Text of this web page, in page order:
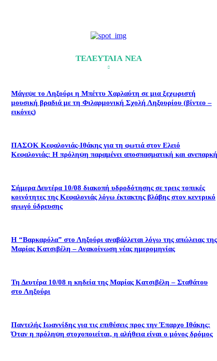
ΤΕΛΕΥΤΑΙΑ ΝΕΑ
Μάγεψε το Ληξούρι η Μπέττυ Χαρλαύτη σε μια ξεχωριστή
μουσική βραδιά με τη Φιλαρμονική Σχολή Ληξουρίου (βίντεο –
εικόνες)
ΠΑΣΟΚ Κεφαλονιάς-Ιθάκης για τη φωτιά στον Ελειό
Κεφαλονιάς: Η πρόληψη παραμένει αποσπασματική και
Σήμερα Δευτέρα 10/08 διακοπή υδροδότησης σε τρεις τοπικές
κοινότητες της Κεφαλονιάς λόγω έκτακτης βλάβης στον κεντρικό
αγωγό ύδρευσης
Η “Βαρκαρόλα” στο Ληξούρι αναβάλλεται λόγω της απώλειας της
Μαρίας Κατσιβέλη – Ανακοίνωση νέας ημερομηνίας
Τη Δευτέρα 10/08 η κηδεία της Μαρίας Κατσιβέλη – Σταθάτου
στο Ληξούρι
​Παντελής Ιωαννίδης για τις επιθέσεις προς την Έπαρχο Ιθάκης:
Όταν η πρόληψη στοχοποιείται, η αλήθεια είναι ο μόνος δρόμος